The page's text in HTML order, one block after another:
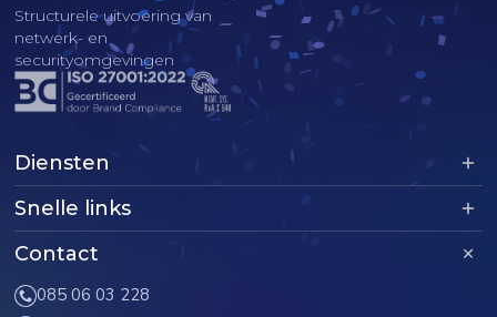
Structurele uitvoering van
netwerk- en
securityomgevingen
Diensten
Snelle links
Contact
085 06 03 228